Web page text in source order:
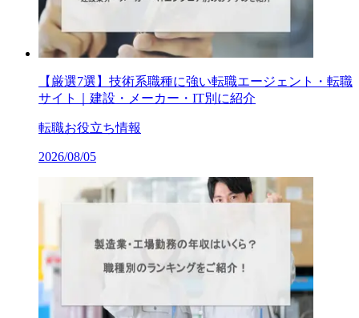
【厳選7選】技術系職種に強い転職エージェント・転職
サイト｜建設・メーカー・IT別に紹介
転職お役立ち情報
2026/08/05